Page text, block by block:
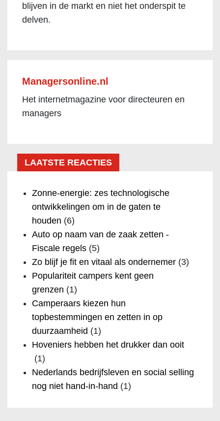
blijven in de markt en niet het onderspit te
delven.
Managersonline.nl
Het internetmagazine voor directeuren en
managers
LAATSTE REACTIES
Zonne-energie: zes technologische
ontwikkelingen om in de gaten te
houden (6)
Auto op naam van de zaak zetten -
Fiscale regels (5)
Zo blijf je fit en vitaal als ondernemer (3)
Populariteit campers kent geen
grenzen (1)
Camperaars kiezen hun
topbestemmingen en zetten in op
duurzaamheid (1)
Hoveniers hebben het drukker dan ooit
(1)
Nederlands bedrijfsleven en social selling
nog niet hand-in-hand (1)